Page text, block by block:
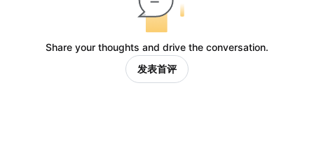
Share your thoughts and drive the conversation.
发表首评